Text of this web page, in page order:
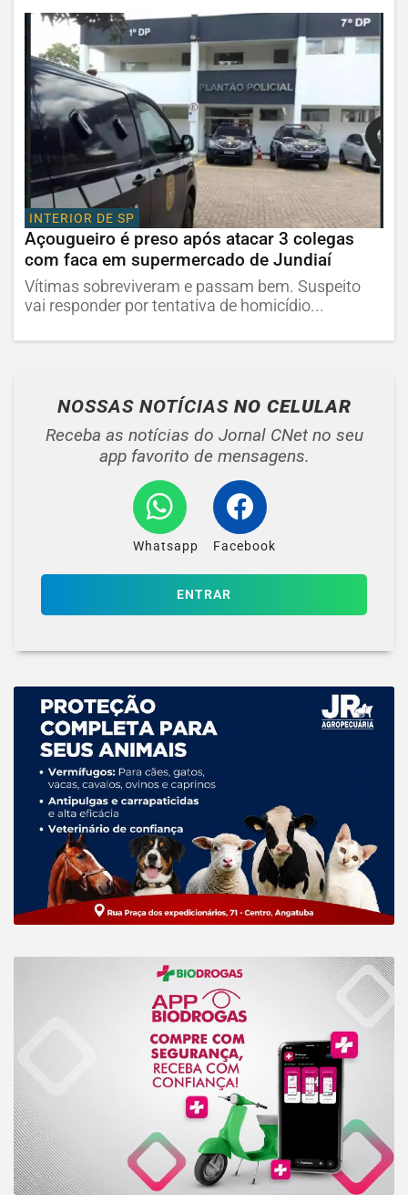
INTERIOR DE SP
Açougueiro é preso após atacar 3 colegas
com faca em supermercado de Jundiaí
Vítimas sobreviveram e passam bem. Suspeito
vai responder por tentativa de homicídio...
NOSSAS NOTÍCIAS NO CELULAR
Receba as notícias do Jornal CNet no seu
app favorito de mensagens.
Whatsapp Facebook
ENTRAR